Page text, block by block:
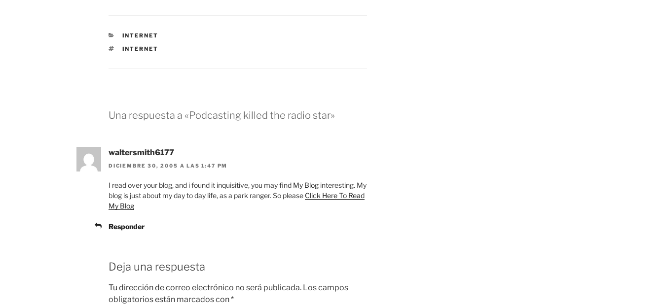
CATEGORÍAS
INTERNET
ETIQUETAS
INTERNET
Una respuesta a «Podcasting killed the radio star»
waltersmith6177
DICIEMBRE 30, 2005 A LAS 1:47 PM
I read over your blog, and i found it inquisitive, you may find My Blog interesting. My
blog is just about my day to day life, as a park ranger. So please Click Here To Read
My Blog
Responder
Deja una respuesta
Tu dirección de correo electrónico no será publicada. Los campos
obligatorios están marcados con*